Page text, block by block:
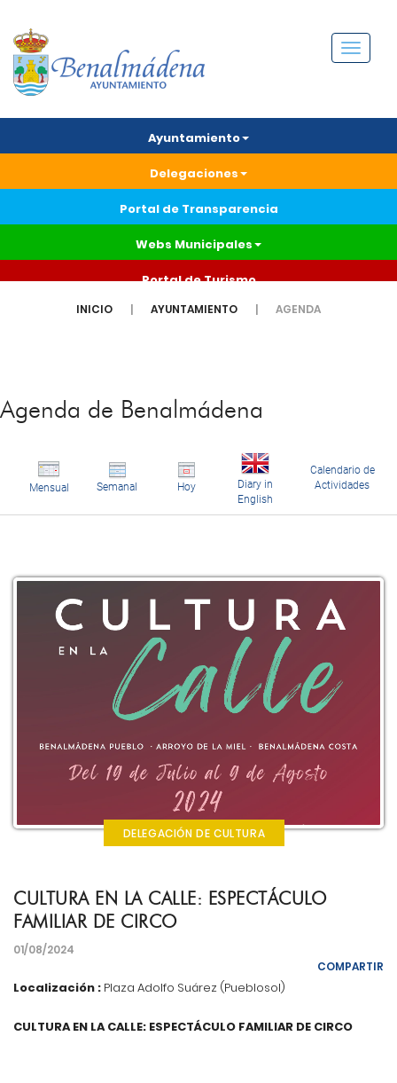
Menú
Ayuntamiento
Delegaciones
Portal de Transparencia
Webs Municipales
Portal de Turismo
INICIO AYUNTAMIENTO AGENDA
Agenda de Benalmádena
Mensual Semanal Hoy
Diary in
English
Calendario de
Actividades
DELEGACIÓN DE CULTURA
CULTURA EN LA CALLE: ESPECTÁCULO
FAMILIAR DE CIRCO
01/08/2024
COMPARTIR
Localización : Plaza Adolfo Suárez (Pueblosol)
CULTURA EN LA CALLE: ESPECTÁCULO FAMILIAR DE CIRCO